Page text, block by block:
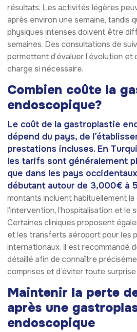
résultats. Les activités légères
après environ une semaine, tandis
physiques intenses doivent être
semaines. Des consultations de
permettent d’évaluer l’évolution et
charge si nécessaire.
Combien coûte la
endoscopique?
Le coût de la gastroplastie
dépend du pays, de
prestations incluses. En
les tarifs sont généralement
que dans les pays
débutant autour de 3,000€ à
montants incluent habituellement
l’intervention, l’hospitalisation et le
Certaines cliniques proposent
et les transferts aéroport pour les
internationaux. Il est recommandé
détaillé afin de connaître
comprises et d’éviter toute
Maintenir la perte
après une
endoscopique